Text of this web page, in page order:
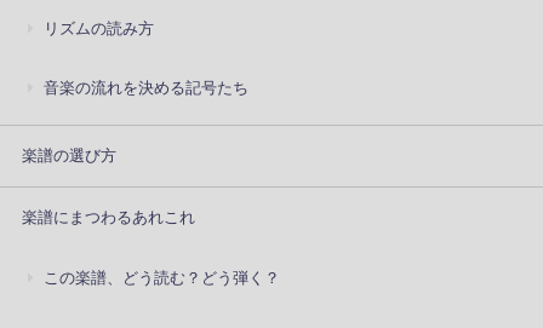
リズムの読み方
音楽の流れを決める記号たち
楽譜の選び方
楽譜にまつわるあれこれ
この楽譜、どう読む？どう弾く？